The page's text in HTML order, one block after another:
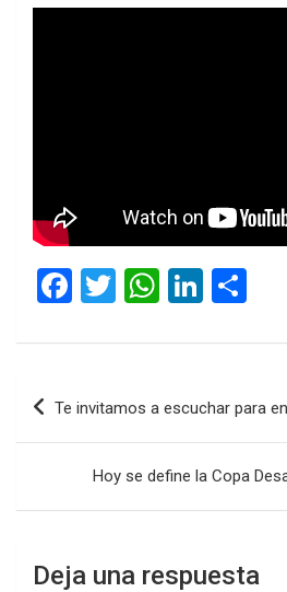
F
ce
b
o
T
tt
W
at
A
p
p
Li
ke
dI
n
m
ar
tir
Navegación
Te invitamos a escuchar para
Hoy se define la Copa
Deja una respuesta